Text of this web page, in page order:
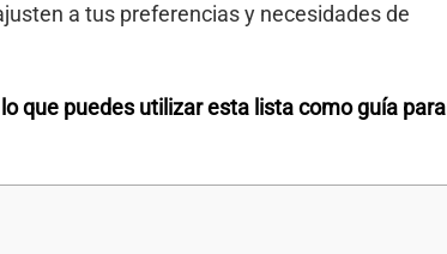
a tus preferencias y necesidades de
que puedes utilizar esta lista como guía para